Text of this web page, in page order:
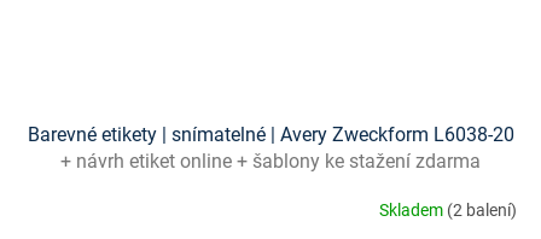
Barevné etikety | snímatelné | Avery Zweckform L6038-20
+ návrh etiket online + šablony ke stažení zdarma
Skladem (2 balení)